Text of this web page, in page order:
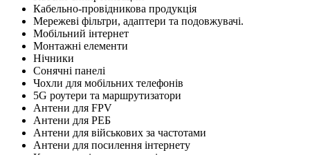
Кабельно-провідникова продукція
Мережеві фільтри, адаптери та подовжувачі.
Мобільний інтернет
Монтажні елементи
Нічники
Сонячні панелі
Чохли для мобільних телефонів
5G роутери та маршрутизатори
Антени для FPV
Антени для РЕБ
Антени для військових за частотами
Антени для посилення інтернету